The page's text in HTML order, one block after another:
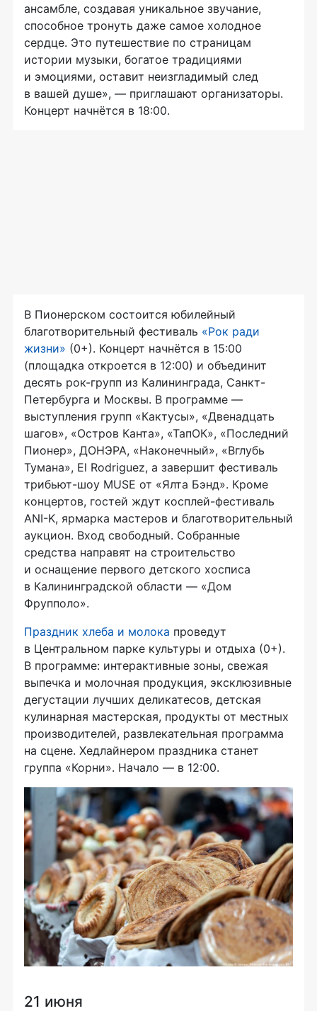
ансамбле, создавая уникальное звучание,
способное тронуть даже самое холодное
сердце. Это путешествие по страницам
истории музыки, богатое традициями
и эмоциями, оставит неизгладимый след
в вашей душе», — приглашают организаторы.
Концерт начнётся в 18:00.
В Пионерском состоится юбилейный
благотворительный фестиваль «Рок ради
жизни» (0+). Концерт начнётся в 15:00
(площадка откроется в 12:00) и объединит
десять рок-групп из Калининграда, Санкт-
Петербурга и Москвы. В программе —
выступления групп «Кактусы», «Двенадцать
шагов», «Остров Канта», «ТапОК», «Последний
Пионер», ДОНЭРА, «Наконечный», «Вглубь
Тумана», El Rodriguez, а завершит фестиваль
трибьют-шоу MUSE от «Ялта Бэнд». Кроме
концертов, гостей ждут косплей-фестиваль
ANI-K, ярмарка мастеров и благотворительный
аукцион. Вход свободный. Собранные
средства направят на строительство
и оснащение первого детского хосписа
в Калининградской области — «Дом
Фрупполо».
Праздник хлеба и молока проведут
в Центральном парке культуры и отдыха (0+).
В программе: интерактивные зоны, свежая
выпечка и молочная продукция, эксклюзивные
дегустации лучших деликатесов, детская
кулинарная мастерская, продукты от местных
производителей, развлекательная программа
на сцене. Хедлайнером праздника станет
группа «Корни». Начало — в 12:00.
21 июня